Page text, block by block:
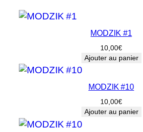
é
O
K
MODZIK #1
10,00€
Ajouter au panier
MODZIK #10
10,00€
Ajouter au panier